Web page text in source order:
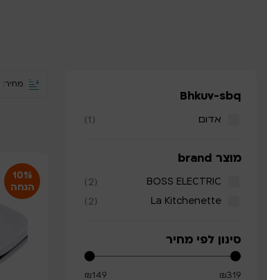
Bhkuv-sbq
אדום (1)
מוצר brand
BOSS ELECTRIC
(2)
La Kitchenette
(2)
סינון לפי מחיר
₪319
₪149
מחיר:
10%
הנחה